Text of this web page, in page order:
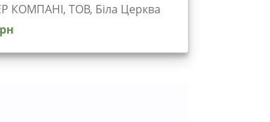
КОМПАНІ, ТОВ, Біла Церква